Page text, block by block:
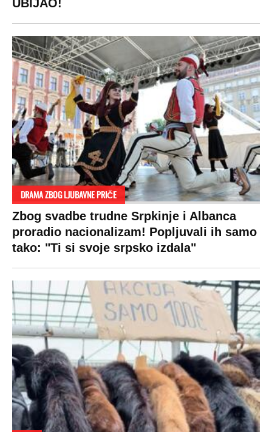
UBIJAO!
DRAMA ZBOG LJUBAVNE PRIČE
Zbog svadbe trudne Srpkinje i Albanca
proradio nacionalizam! Popljuvali ih samo
tako: "Ti si svoje srpsko izdala"